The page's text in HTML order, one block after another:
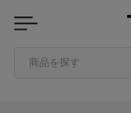
商品を探す